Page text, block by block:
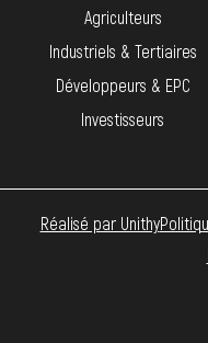
Agriculteurs
Industriels & Tertiaires
Développeurs & EPC
Investisseurs
Réalisé par Unithy